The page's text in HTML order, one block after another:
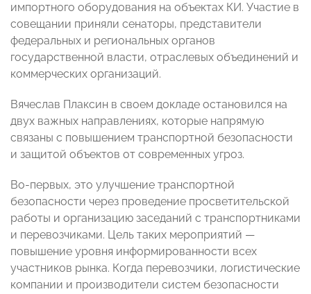
импортного оборудования на объектах КИ. Участие в
совещании приняли сенаторы, представители
федеральных и региональных органов
государственной власти, отраслевых объединений и
коммерческих организаций.
Вячеслав Плаксин в своем докладе остановился на
двух важных направлениях, которые напрямую
связаны с повышением транспортной безопасности
и защитой объектов от современных угроз.
Во-первых, это улучшение транспортной
безопасности через проведение просветительской
работы и организацию заседаний с транспортниками
и перевозчиками. Цель таких мероприятий —
повышение уровня информированности всех
участников рынка. Когда перевозчики, логистические
компании и производители систем безопасности